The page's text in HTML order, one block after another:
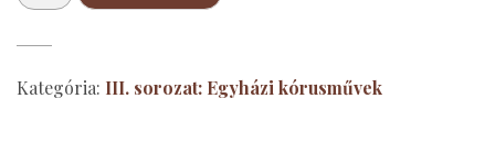
Monteverdi:
Concerti
Ecclesiastici
Kategória: III. sorozat: Egyházi kórusművek